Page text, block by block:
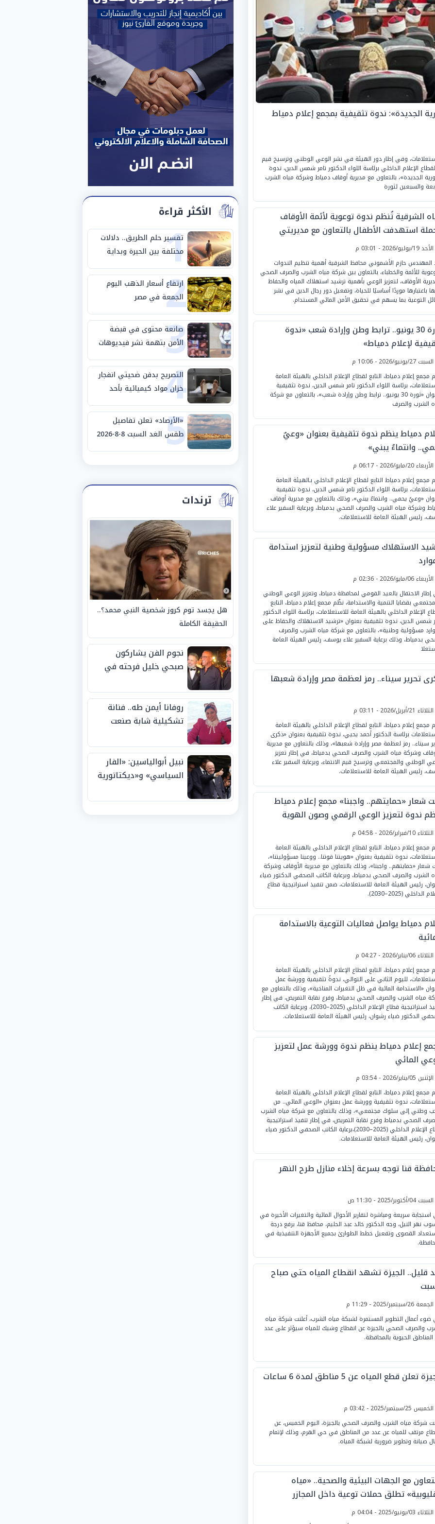
الجديدة»: ندوة تثقيفية بمجمع إعلام دمياط
وفي إطار دور الهيئة في نشر الوعي الوطني وترسيخ قيم
الإعلام الداخلي برئاسة اللواء الدكتور تامر شمس الدين، ندوة
الجديدة»، بالتعاون مع مديرية أوقاف دمياط وشركة مياه الشرب
والسبعين لثورة
الشرقية تُنظم ندوة توعوية لأئمة الأوقاف
استهدفت الأطفال بالتعاون مع مديريتي
والشباب والرياضة
الأحد 19/يوليو/2026 - 03:01 م
المهندس حازم الأشموني محافظ الشرقية أهمية تنظيم الندوات
للأئمة والخطباء، بالتعاون بين شركة مياه الشرب والصرف الصحي
الأوقاف، لتعزيز الوعي بأهمية ترشيد استهلاك المياه والحفاظ
باعتبارها موردًا أساسيًا للحياة، وتفعيل دور رجال الدين في نشر
التوعية بما يسهم في تحقيق الأمن المائي المستدام.
ثورة 30 يونيو.. ترابط وطن وإرادة شعب «ندوة
لإعلام دمياط»
السبت 27/يونيو/2026 - 10:06 م
مجمع إعلام دمياط، التابع لقطاع الإعلام الداخلي بالهيئة العامة
برئاسة اللواء الدكتور تامر شمس الدين، ندوة تثقيفية
بعنوان «ثورة 30 يونيو.. ترابط وطن وإرادة شعب»، بالتعاون مع شركة
الشرب والصرف
دمياط ينظم ندوة تثقيفية بعنوان «وعيٌ
وانتماءٌ يبني»
الأربعاء 20/مايو/2026 - 06:17 م
مجمع إعلام دمياط التابع لقطاع الإعلام الداخلي بـالهيئة العامة
برئاسة اللواء الدكتور تامر شمس الدين، ندوة تثقيفية
«وعيٌ يحمي.. وانتماءٌ يبني»، وذلك بالتعاون مع مديرية أوقاف
وشركة مياه الشرب والصرف الصحي بدمياط، وبرعاية السفير علاء
رئيس الهيئة العامة للاستعلامات.
الاستهلاك مسؤولية وطنية لتعزيز استدامة
الأربعاء 06/مايو/2026 - 02:36 م
الاحتفال بالعيد القومي لمحافظة دمياط، وتعزيز الوعي الوطني
بقضايا التنمية والاستدامة، نظّم مجمع إعلام دمياط، التابع
الإعلام الداخلي بالهيئة العامة للاستعلامات، برئاسة اللواء الدكتور
شمس الدين، ندوة تثقيفية بعنوان «ترشيد الاستهلاك والحفاظ على
مسؤولية وطنية»، بالتعاون مع شركة مياه الشرب والصرف
بدمياط، وذلك برعاية السفير علاء يوسف، رئيس الهيئة العامة
تحرير سيناء.. رمز لعظمة مصر وإرادة شعبها
الثلاثاء 21/أبريل/2026 - 03:11 م
مجمع إعلام دمياط، التابع لقطاع الإعلام الداخلي بالهيئة العامة
برئاسة الدكتور أحمد يحيي، ندوة تثقيفية بعنوان «ذكرى
سيناء.. رمز لعظمة مصر وإرادة شعبها»، وذلك بالتعاون مع مديرية
وشركة مياه الشرب والصرف الصحي بدمياط، في إطار تعزيز
الوطني والمجتمعي وترسيخ قيم الانتماء، وبرعاية السفير علاء
رئيس الهيئة العامة للاستعلامات.
شعار «حمايتهم.. واجبنا» مجمع إعلام دمياط
ندوة لتعزيز الوعي الرقمي وصون الهوية
الثلاثاء 10/فبراير/2026 - 04:58 م
مجمع إعلام دمياط، التابع لقطاع الإعلام الداخلي بالهيئة العامة
ندوة تثقيفية بعنوان «هويتنا قوتنا.. ووعينا مسؤوليتنا»،
شعار «حمايتهم.. واجبنا»، وذلك بالتعاون مع مديرية الأوقاف وشركة
الشرب والصرف الصحي بدمياط، وبرعاية الكاتب الصحفي الدكتور ضياء
رئيس الهيئة العامة للاستعلامات، ضمن تنفيذ استراتيجية قطاع
الداخلي (2025–2030).
دمياط يواصل فعاليات التوعية بالاستدامة
الثلاثاء 06/يناير/2026 - 04:27 م
مجمع إعلام دمياط، التابع لقطاع الإعلام الداخلي بالهيئة العامة
لليوم الثاني على التوالي، ندوةً تثقيفية وورشةَ عمل
«الاستدامة المائية في ظل التغيرات المناخية»، وذلك بالتعاون مع
مياه الشرب والصرف الصحي بدمياط، وفرع نقابة التمريض، في إطار
تنفيذ استراتيجية قطاع الإعلام الداخلي (2025–2030)، وبرعاية الكاتب
الدكتور ضياء رشوان، رئيس الهيئة العامة للاستعلامات.
إعلام دمياط ينظم ندوة وورشة عمل لتعزيز
المائي
الإثنين 05/يناير/2026 - 03:54 م
مجمع إعلام دمياط، التابع لقطاع الإعلام الداخلي بالهيئة العامة
ندوة تثقيفية وورشة عمل بعنوان «الوعي المائي.. من
وطني إلى سلوك مجتمعي»، وذلك بالتعاون مع شركة مياه الشرب
الصحي بدمياط وفرع نقابة التمريض، في إطار تنفيذ استراتيجية
قطاع الإعلام الداخلي (2025–2030)،برعاية الكاتب الصحفي الدكتور ضياء
رئيس الهيئة العامة للاستعلامات.
قنا توجه بسرعة إخلاء منازل طرح النهر
السبت 04/أكتوبر/2025 - 11:30 ص
سريعة ومباشرة لتقارير الأحوال المائية والتغيرات الأخيرة في
نهر النيل، وجه الدكتور خالد عبد الحليم، محافظ قنا، برفع درجة
القصوى وتفعيل خطط الطوارئ بجميع الأجهزة التنفيذية في
قليل.. الجيزة تشهد انقطاع المياه حتى صباح
الجمعة 26/سبتمبر/2025 - 11:29 م
أعمال التطوير المستمرة لشبكة مياه الشرب، أعلنت شركة مياه
والصرف الصحي بالجيزة عن انقطاع وشيك للمياه سيؤثر على عدد
الحيوية بالمحافظة.
تعلن قطع المياه عن 5 مناطق لمدة 6 ساعات
الخميس 25/سبتمبر/2025 - 03:42 م
شركة مياه الشرب والصرف الصحي بالجيزة، اليوم الخميس، عن
مرتقب للمياه عن عدد من المناطق في حي الهرم، وذلك لإتمام
صيانة وتطوير ضرورية لشبكة المياه.
مع الجهات البيئية والصحية.. «مياه
تطلق حملات توعية داخل المجازر
الثلاثاء 03/يونيو/2025 - 04:04 م
الأكثر قراءة
1
تفسير حلم الطريق.. دلالات
مختلفة بين الحيرة وبداية
مرحلة جديدة
2
ارتفاع أسعار الذهب اليوم
الجمعة في مصر
3
صانعة محتوى في قبضة
الأمن بتهمة نشر فيديوهات
خادشة للحياء
4
التصريح بدفن ضحيتي انفجار
خزان مواد كيميائية بأحد
مصانع الفيوم
5
«الأرصاد» تعلن تفاصيل
طقس الغد السبت 8-8-2026
والظواهر الجوية
ترندات
هل يجسد توم كروز شخصية النبي محمد؟..
الحقيقة الكاملة
نجوم الفن يشاركون
صبحي خليل فرحته في
روفانا أيمن طه.. فنانة
تشكيلية شابة صنعت
الجوائز منذ الصغر
نبيل أبوالياسين: «الفار
السياسي» و«ديكتاتورية
الفيفا».. وإقالة